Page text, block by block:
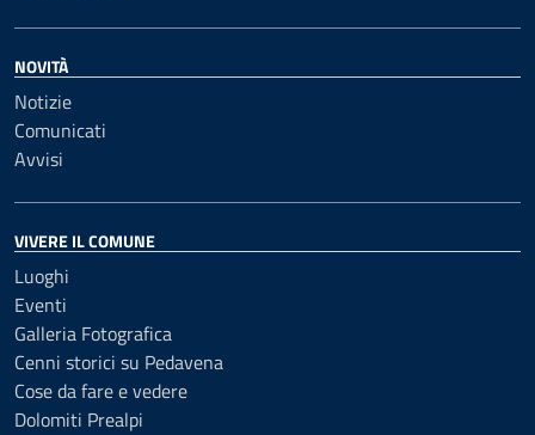
NOVITÀ
Notizie
Comunicati
Avvisi
VIVERE IL COMUNE
Luoghi
Eventi
Galleria Fotografica
Cenni storici su Pedavena
Cose da fare e vedere
Dolomiti Prealpi